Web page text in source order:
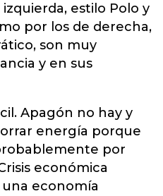
estilo Polo y
por los de derecha,
son muy
y en sus
Apagón no hay y
energía porque
por
económica
economía